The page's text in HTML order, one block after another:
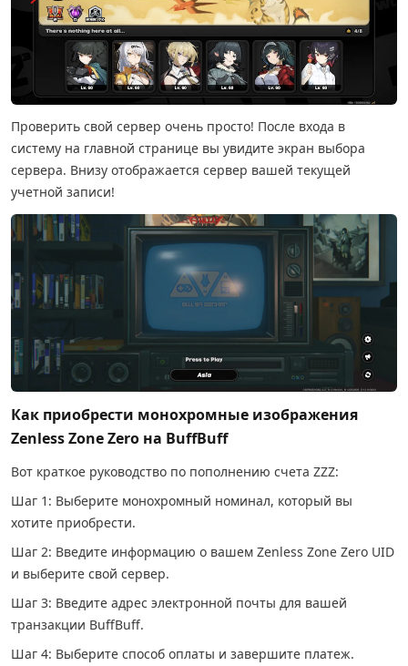
Проверить свой сервер очень просто! После входа в
систему на главной странице вы увидите экран выбора
сервера. Внизу отображается сервер вашей текущей
учетной записи!
Как приобрести монохромные изображения
Zenless Zone Zero на BuffBuff
Вот краткое руководство по пополнению счета ZZZ:
Шаг 1: Выберите монохромный номинал, который вы
хотите приобрести.
Шаг 2: Введите информацию о вашем Zenless Zone Zero UID
и выберите свой сервер.
Шаг 3: Введите адрес электронной почты для вашей
транзакции BuffBuff.
Шаг 4: Выберите способ оплаты и завершите платеж.